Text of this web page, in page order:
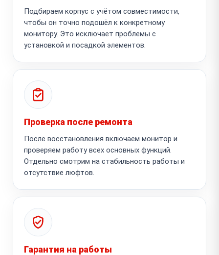
Подбираем корпус с учётом совместимости,
чтобы он точно подошёл к конкретному
монитору. Это исключает проблемы с
установкой и посадкой элементов.
Проверка после ремонта
После восстановления включаем монитор и
проверяем работу всех основных функций.
Отдельно смотрим на стабильность работы и
отсутствие люфтов.
Гарантия на работы